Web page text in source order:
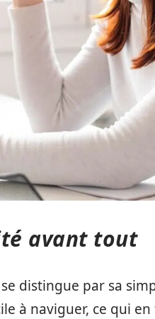
avant tout
distingue par sa
à naviguer, ce qui